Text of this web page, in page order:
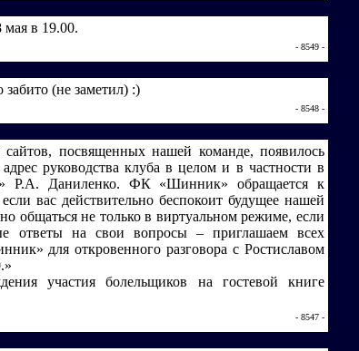
мая в 19.00.
- 8549 -
(не заметил) :)
- 8548 -
посвященных нашей команде, появилось
руководства клуба в целом и в частности в
Р.А. Даниленко. ФК «Шинник» обращается к
вас действительно беспокоит будущее нашей
общаться не только в виртуальном режиме, если
ответы на свои вопросы – приглашаем всех
для откровенного разговора с Ростиславом
участия болельщиков на гостевой книге
- 8547 -